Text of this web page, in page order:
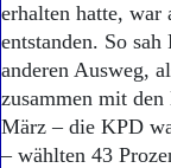
erhalten hatte, war
entstanden. So
anderen Ausweg,
zusammen mit
März – die KPD
– wählten 43